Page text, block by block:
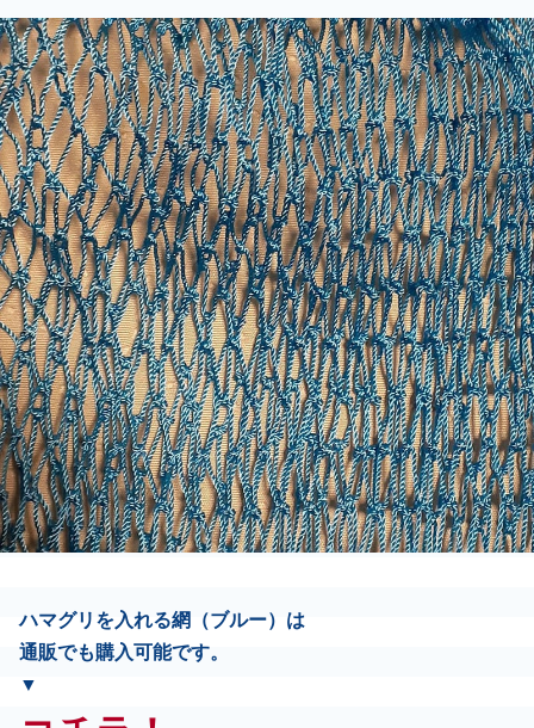
ハマグリを入れる網（ブルー） は
通販でも購入可能です。
▼